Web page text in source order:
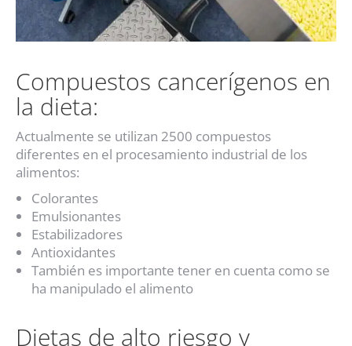
Compuestos cancerígenos en
la dieta:
Actualmente se utilizan 2500 compuestos
diferentes en el procesamiento industrial de los
alimentos:
Colorantes
Emulsionantes
Estabilizadores
Antioxidantes
También es importante tener en cuenta como se
ha manipulado el alimento
Dietas de alto riesgo y